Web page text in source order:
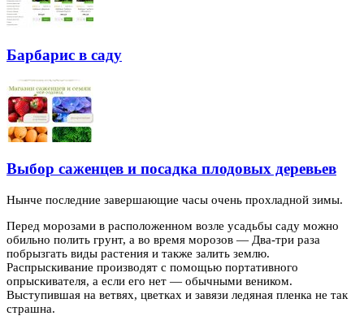
Барбарис в саду
Выбор саженцев и посадка плодовых деревьев
Нынче последние завершающие часы очень прохладной зимы.
Перед морозами в расположенном возле усадьбы саду можно
обильно полить грунт, а во время морозов — Два-три раза
побрызгать виды растения и также залить землю.
Распрыскивание производят с помощью портативного
опрыскивателя, а если его нет — обычными веником.
Выступившая на ветвях, цветках и завязи ледяная пленка не так
страшна.